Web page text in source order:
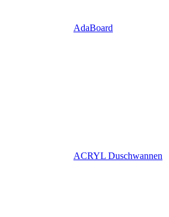
AdaBoard
ACRYL Duschwannen